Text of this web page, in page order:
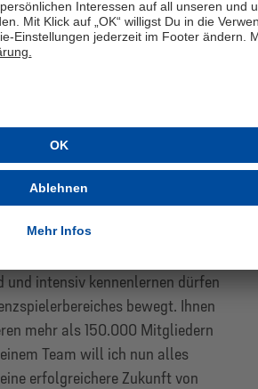
einer klaren
„In meinen bisherigen
und intensiv kennenlernen dürfen
bewegt. Ihnen
mehr als 150.000 Mitgliedern
Team will ich nun alles
erfolgreichere Zukunft von